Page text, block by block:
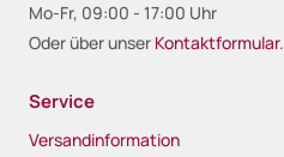
Mo-Fr, 09:00 - 17:00 Uhr
Oder über unser Kontaktformular.
Service
Versandinformation